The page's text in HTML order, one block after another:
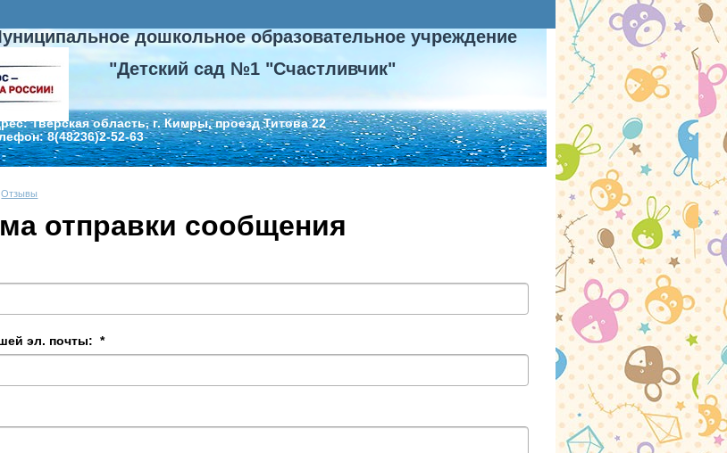
дошкольное образовательное учреждение
"Детский сад №1 "Счастливчик"
Тверская область, г. Кимры, проезд Титова 22
8(48236)2-52-63
Отзывы
отправки сообщения
эл. почты: *